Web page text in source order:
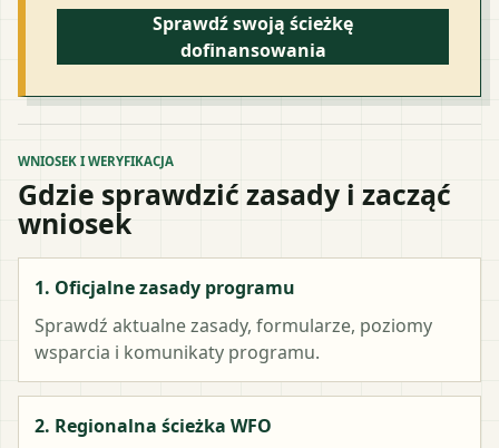
Sprawdź swoją ścieżkę
dofinansowania
WNIOSEK I WERYFIKACJA
Gdzie sprawdzić zasady i zacząć
wniosek
1. Oficjalne zasady programu
Sprawdź aktualne zasady, formularze, poziomy
wsparcia i komunikaty programu.
2. Regionalna ścieżka WFO